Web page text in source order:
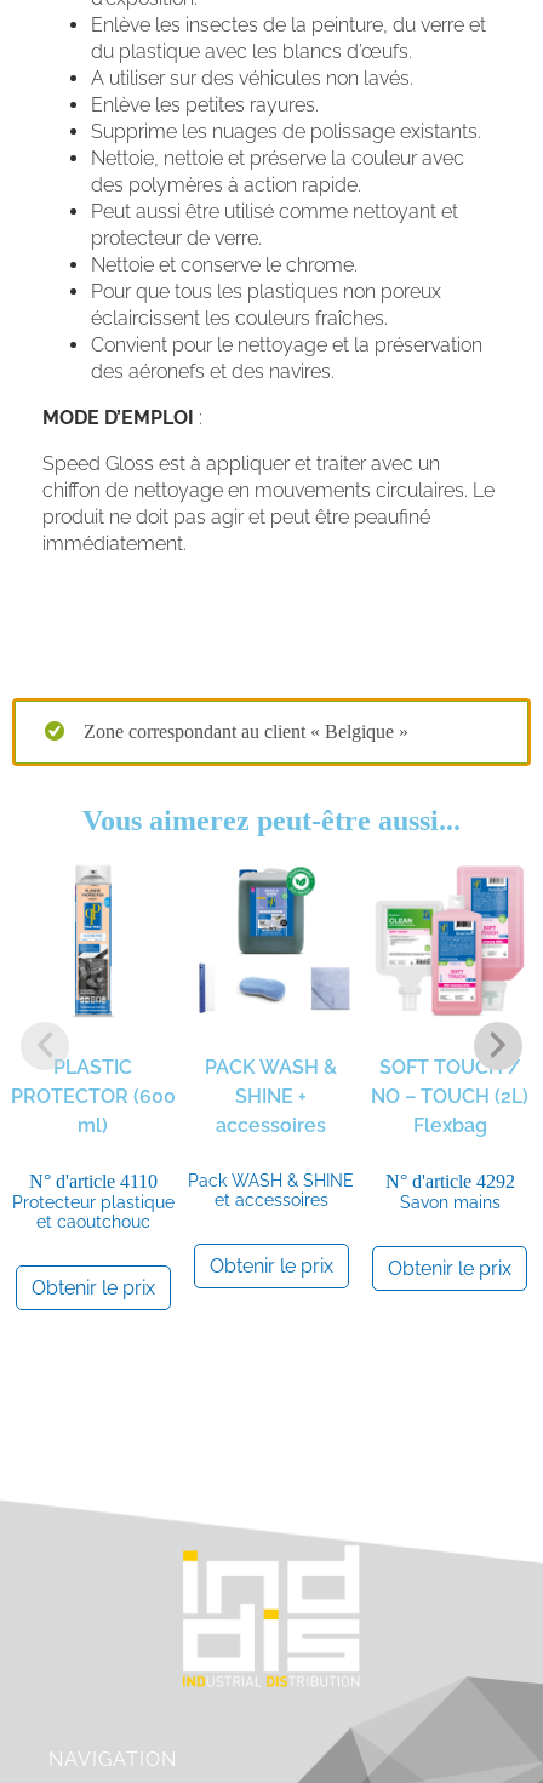
Enlève les insectes de la peinture, du verre et
du plastique avec les blancs d’œufs.
A utiliser sur des véhicules non lavés.
Enlève les petites rayures.
Supprime les nuages de polissage existants.
Nettoie, nettoie et préserve la couleur avec
des polymères à action rapide.
Peut aussi être utilisé comme nettoyant et
protecteur de verre.
Nettoie et conserve le chrome.
Pour que tous les plastiques non poreux
éclaircissent les couleurs fraîches.
Convient pour le nettoyage et la préservation
des aéronefs et des navires.
MODE D’EMPLOI :
Speed Gloss est à appliquer et traiter avec un
chiffon de nettoyage en mouvements circulaires. Le
produit ne doit pas agir et peut être peaufiné
immédiatement.
Zone correspondant au client « Belgique »
Vous aimerez peut-être aussi...
PLASTIC
PROTECTOR (600
ml)
N° d'article 4110
Protecteur plastique
et caoutchouc
Obtenir le prix
PACK WASH &
SHINE +
accessoires
Pack WASH & SHINE
et accessoires
Obtenir le prix
SOFT TOUCH /
NO – TOUCH (2L)
Flexbag
N° d'article 4292
Savon mains
Obtenir le prix
NAVIGATION